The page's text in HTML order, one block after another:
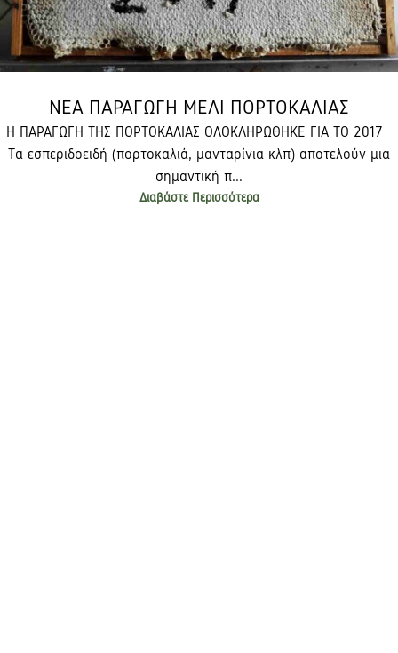
ΝΕΑ ΠΑΡΑΓΩΓΗ ΜΕΛΙ ΠΟΡΤΟΚΑΛΙΑΣ
Η ΠΑΡΑΓΩΓΗ ΤΗΣ ΠΟΡΤΟΚΑΛΙΑΣ ΟΛΟΚΛΗΡΩΘΗΚΕ ΓΙΑ ΤΟ 2017
Tα εσπεριδοειδή (πορτοκαλιά, μανταρίνια κλπ) αποτελούν μια
σημαντική π...
Διαβάστε Περισσότερα